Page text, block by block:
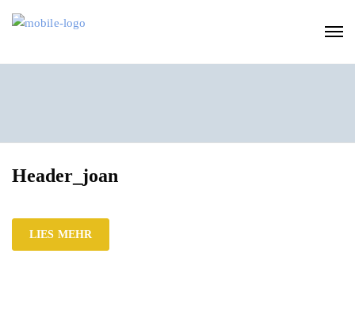
Header_joan
LIES MEHR